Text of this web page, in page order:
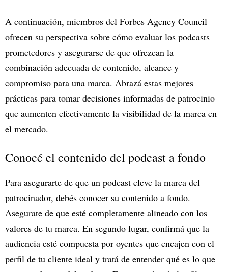
A continuación, miembros del Forbes Agency Council
ofrecen su perspectiva sobre cómo evaluar los podcasts
prometedores y asegurarse de que ofrezcan la
combinación adecuada de contenido, alcance y
compromiso para una marca. Abrazá estas mejores
prácticas para tomar decisiones informadas de patrocinio
que aumenten efectivamente la visibilidad de la marca en
el mercado.
Conocé el contenido del podcast a fondo
Para asegurarte de que un podcast eleve la marca del
patrocinador, debés conocer su contenido a fondo.
Asegurate de que esté completamente alineado con los
valores de tu marca. En segundo lugar, confirmá que la
audiencia esté compuesta por oyentes que encajen con el
perfil de tu cliente ideal y tratá de entender qué es lo que